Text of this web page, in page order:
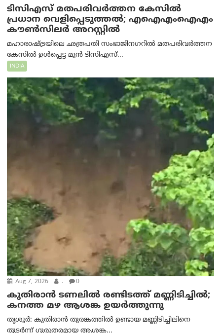
ടിസിഎസ് മതപരിവർത്തന കേസിൽ
പ്രധാന വെളിപ്പെടുത്തൽ; എഐഎംഐഎം
കൗൺസിലർ അറസ്റ്റിൽ
മഹാരാഷ്ട്രയിലെ ഛത്രപതി സംഭാജിനഗറിൽ മതപരിവർത്തന
കേസിൽ ഉൾപ്പെട്ട മുൻ ടിസിഎസ്...
INDIA
Aug 7, 2026 . 0
കുതിരാൻ ടണലിൽ രണ്ടിടത്ത് മണ്ണിടിച്ചിൽ;
കനത്ത മഴ ആശങ്ക ഉയർത്തുന്നു
തൃശൂർ: കുതിരാൻ തുരങ്കത്തിൽ ഉണ്ടായ മണ്ണിടിച്ചിലിനെ
തുടർന്ന് ഗുരുതരമായ ആശങ്ക...